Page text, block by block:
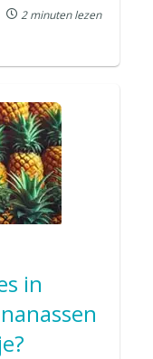
2 minuten lezen
in